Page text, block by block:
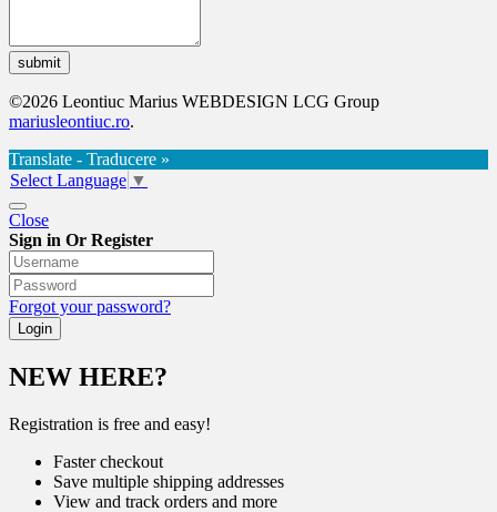
submit
©2026 Leontiuc Marius WEBDESIGN LCG Group
mariusleontiuc.ro.
Translate - Traducere »
Select Language ▼
Close
Sign in Or Register
Forgot your password?
NEW HERE?
Registration is free and easy!
Faster checkout
Save multiple shipping addresses
View and track orders and more